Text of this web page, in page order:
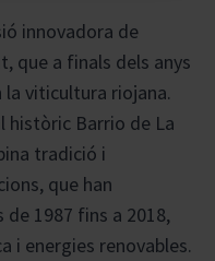
innovadora de
que a finals dels anys
la viticultura riojana.
històric Barrio de La
tradició i
que han
1987 fins a 2018,
i energies renovables.